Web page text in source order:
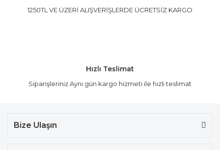
1250TL VE ÜZERİ ALIŞVERİŞLERDE ÜCRETSİZ KARGO
Hızlı Teslimat
Siparişleriniz Aynı gün kargo hizmeti ile hızlı teslimat
Bize Ulaşın